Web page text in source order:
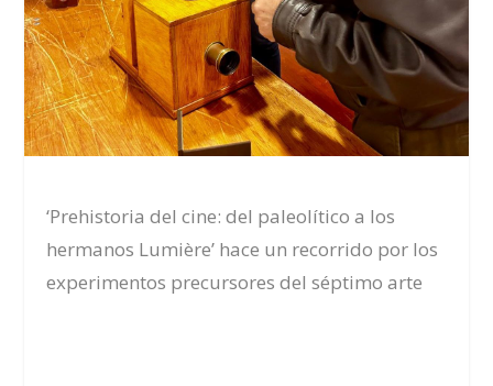
‘Prehistoria del cine: del paleolítico a los
hermanos Lumière’ hace un recorrido por los
experimentos precursores del séptimo arte